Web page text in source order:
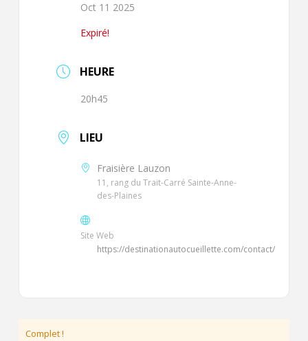
Oct 11 2025
Expiré!
HEURE
20h45
LIEU
Fraisière Lauzon
11, rang du Trait-Carré Sainte-Anne-
des-Plaines
Site Web
https://destinationautocueillette.com/contact/
Complet !